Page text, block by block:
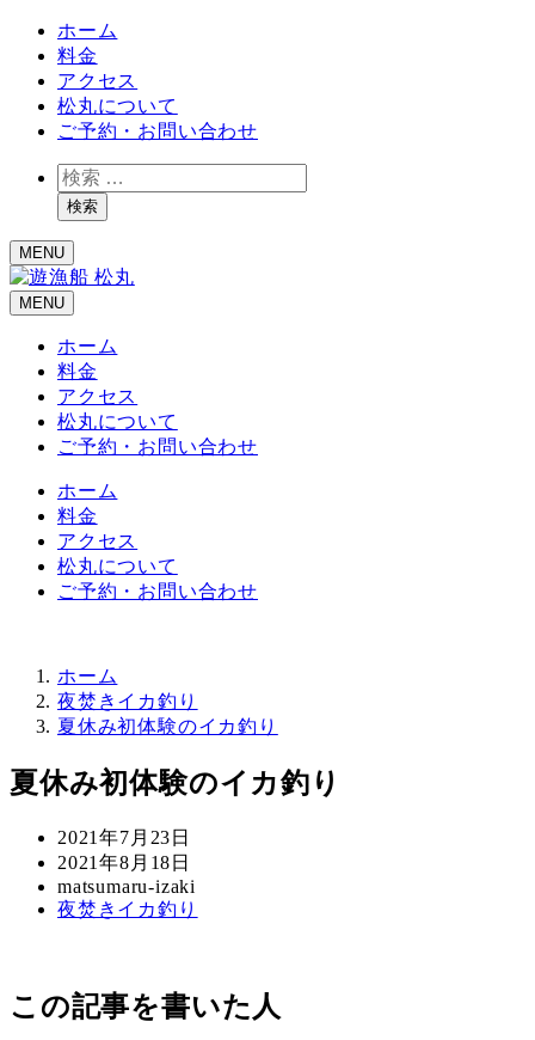
ホーム
料金
アクセス
松丸について
ご予約・お問い合わせ
検
索検索
MENU
MENU
ホーム
料金
アクセス
松丸について
ご予約・お問い合わせ
ホーム
料金
アクセス
松丸について
ご予約・お問い合わせ
ホーム
夜焚きイカ釣り
夏休み初体験のイカ釣り
夏休み初体験のイカ釣り
投
稿
日
2021年7月23日
更
新
日
2021年8月18日
著
者
matsumaru-izaki
カ
ー
夜焚きイカ釣り
この記事を書いた人